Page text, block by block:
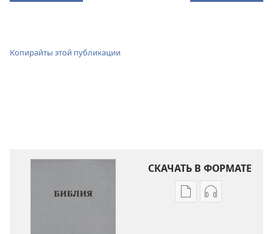
Копирайты этой публикации
СКАЧАТЬ В ФОРМАТЕ
ВариантыВарианты